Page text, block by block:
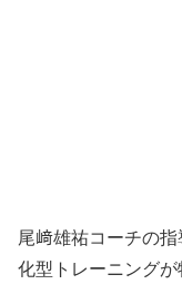
尾﨑雄祐コーチの
化型トレーニングが